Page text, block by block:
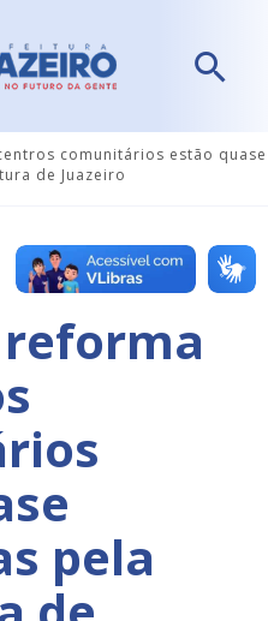
comunitários estão quase
de Juazeiro
pela